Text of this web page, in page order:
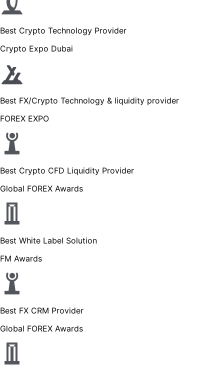
Best Crypto Technology Provider
Crypto Expo Dubai
Best FX/Crypto Technology & liquidity provider
FOREX EXPO
Best Crypto CFD Liquidity Provider
Global FOREX Awards
Best White Label Solution
FM Awards
Best FX CRM Provider
Global FOREX Awards